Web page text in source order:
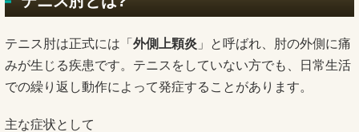
テニス肘は正式には「 外側上顆炎 」と呼ばれ、肘の外側に痛
みが生じる疾患です。テニスをしていない方でも、日常生活
での繰り返し動作によって発症することがあります。
主な症状として